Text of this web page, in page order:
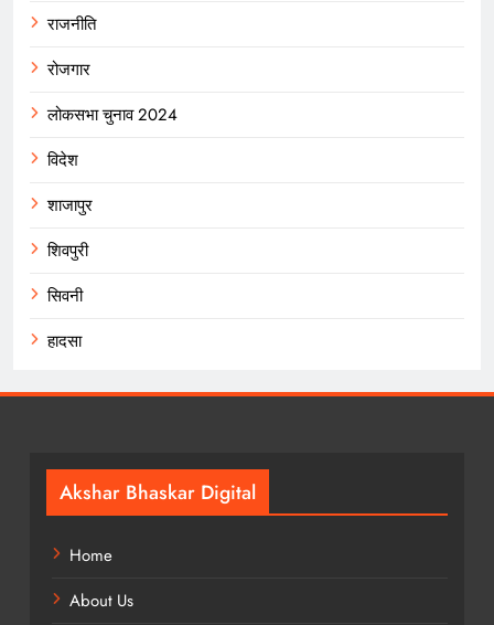
राजनीति
रोजगार
लोकसभा चुनाव 2024
विदेश
शाजापुर
शिवपुरी
सिवनी
हादसा
Akshar Bhaskar Digital
Home
About Us